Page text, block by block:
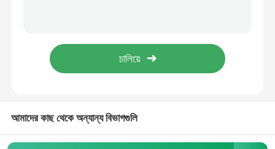
ইউভি ব্যান্ডপাস ফিল্টার
আমাদের কাছ থেকে অন্যান্য বিভাগগুলি